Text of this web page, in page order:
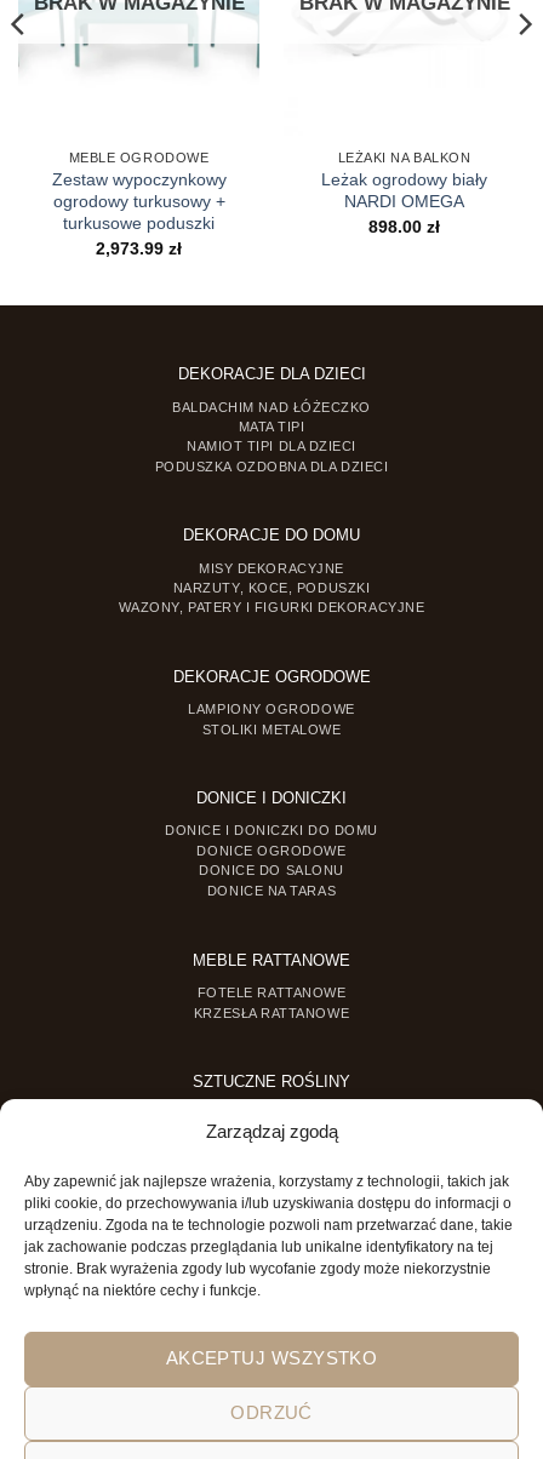
Zarządzaj zgodą
Aby zapewnić jak najlepsze wrażenia, korzystamy z technologii, takich jak
pliki cookie, do przechowywania i/lub uzyskiwania dostępu do informacji o
urządzeniu. Zgoda na te technologie pozwoli nam przetwarzać dane, takie
jak zachowanie podczas przeglądania lub unikalne identyfikatory na tej
stronie. Brak wyrażenia zgody lub wycofanie zgody może niekorzystnie
wpłynąć na niektóre cechy i funkcje.
AKCEPTUJ WSZYSTKO
ODRZUĆ
MEBLE OGRODOWE
Zestaw wypoczynkowy
ogrodowy turkusowy +
turkusowe poduszki
2,973.99 zł
LEŻAKI NA BALKON
Leżak ogrodowy biały
NARDI OMEGA
898.00 zł
DEKORACJE DLA DZIECI
BALDACHIM NAD ŁÓŻECZKO
MATA TIPI
NAMIOT TIPI DLA DZIECI
PODUSZKA OZDOBNA DLA DZIECI
DEKORACJE DO DOMU
MISY DEKORACYJNE
NARZUTY, KOCE, PODUSZKI
WAZONY, PATERY I FIGURKI DEKORACYJNE
DEKORACJE OGRODOWE
LAMPIONY OGRODOWE
STOLIKI METALOWE
DONICE I DONICZKI
DONICE I DONICZKI DO DOMU
DONICE OGRODOWE
DONICE DO SALONU
DONICE NA TARAS
MEBLE RATTANOWE
FOTELE RATTANOWE
KRZESŁA RATTANOWE
SZTUCZNE ROŚLINY
SZTUCZNE ROŚLINY DONICZKOWE
MINI OGRODY
MINI OGRÓD DLA DZIECI